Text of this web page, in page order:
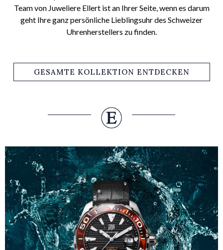
Team von Juweliere Ellert ist an Ihrer Seite, wenn es darum
geht Ihre ganz persönliche Lieblingsuhr des Schweizer
Uhrenherstellers zu finden.
GESAMTE KOLLEKTION ENTDECKEN